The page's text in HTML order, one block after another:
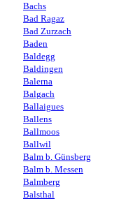
Bachs
Bad Ragaz
Bad Zurzach
Baden
Baldegg
Baldingen
Balerna
Balgach
Ballaigues
Ballens
Ballmoos
Ballwil
Balm b. Günsberg
Balm b. Messen
Balmberg
Balsthal